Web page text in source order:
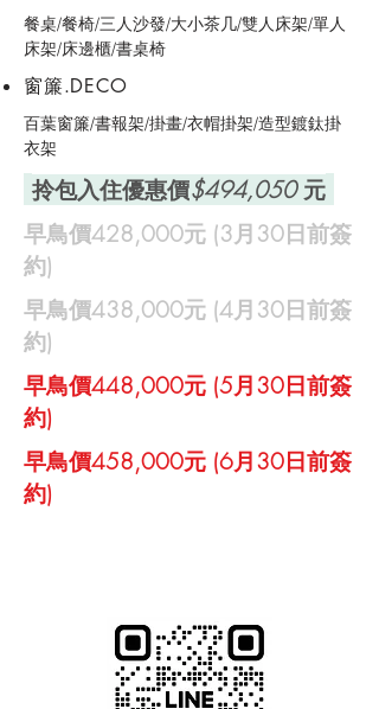
​餐桌/餐椅/三人沙發/大小茶几/雙人床架/單人
床架/床邊櫃/書桌椅
​窗簾.DECO
百葉窗簾/書報架/掛畫/衣帽掛架/造型鍍鈦掛
衣架
拎包入住優惠價$494,050元
​早鳥價428,000元 (3月30日前簽
約)
​早鳥價438,000元 (4月30日前簽
約)
​早鳥價448,000元 (5月30日前簽
約)
​早鳥價458,000元 (6月30日前簽
約)